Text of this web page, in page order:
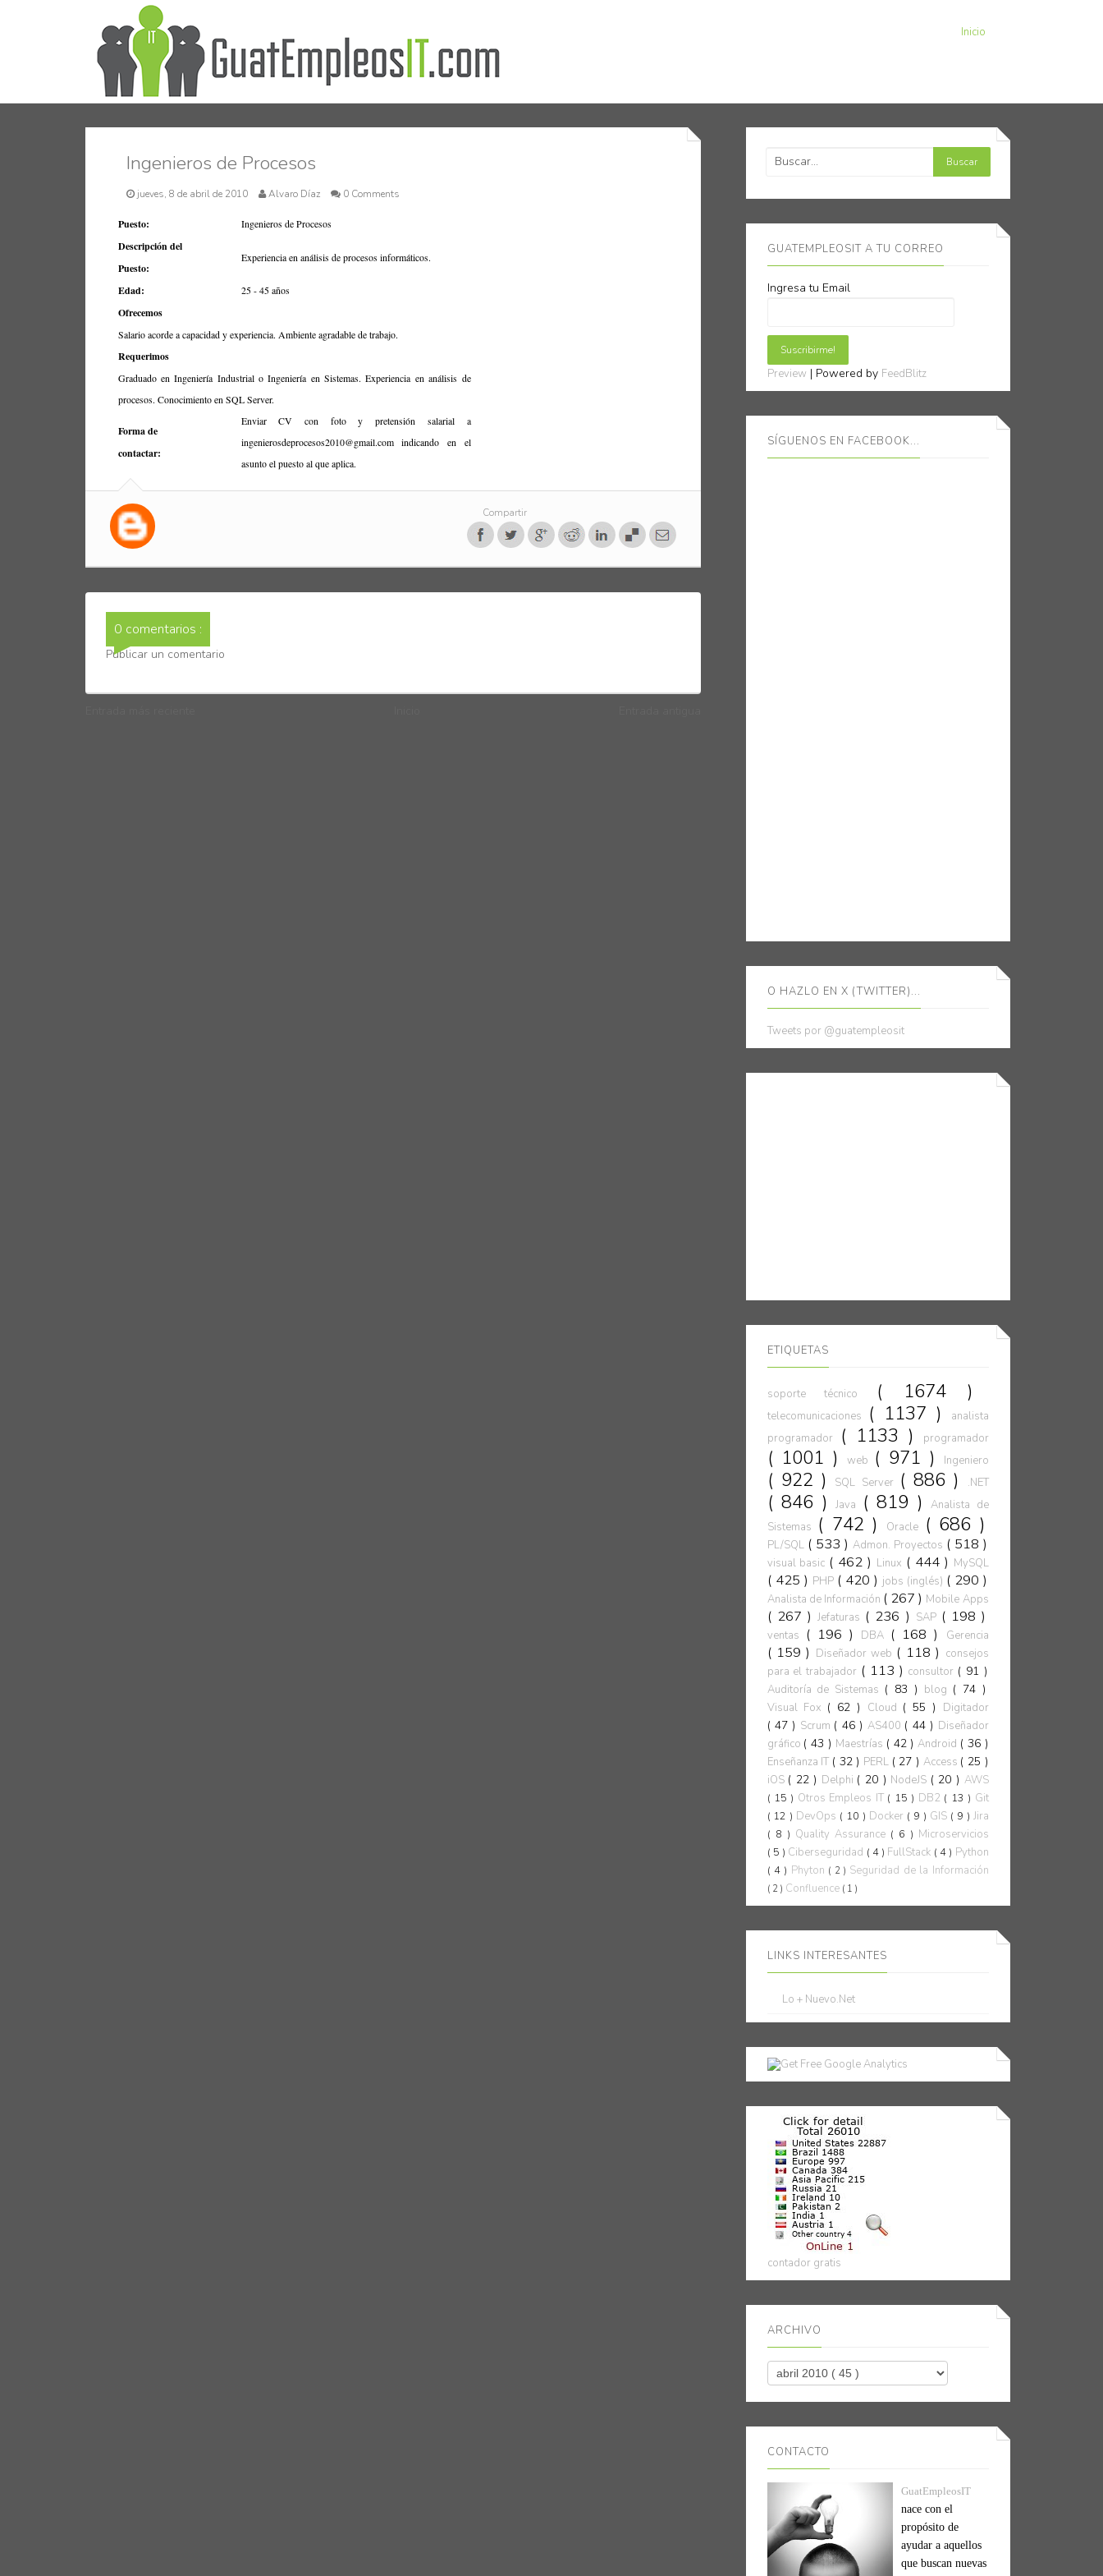
Inicio
Ingenieros de Procesos
jueves, 8 de abril de 2010 Alvaro Díaz 0 Comments
Puesto: Ingenieros de Procesos
Descripción del
Puesto:
Experiencia en análisis de procesos informáticos.
Edad: 25 - 45 años
Ofrecemos
Salario acorde a capacidad y experiencia. Ambiente agradable de trabajo.
Requerimos
Graduado en Ingeniería Industrial o Ingeniería en Sistemas. Experiencia en análisis de
procesos. Conocimiento en SQL Server.
Forma de
contactar:
Enviar CV con foto y pretensión salarial a
ingenierosdeprocesos2010@gmail.com indicando en el
asunto el puesto al que aplica.
Compartir
0 comentarios :
Publicar un comentario
GUATEMPLEOSIT A TU CORREO
Ingresa tu Email
Preview | Powered by FeedBlitz
SÍGUENOS EN FACEBOOK...
O HAZLO EN X (TWITTER)...
Tweets por @guatempleosit
ETIQUETAS
soporte técnico ( 1674 )
telecomunicaciones ( 1137 )
analista
programador
( 1133 ) programador
( 1001 ) web ( 971 ) Ingeniero
( 922 ) SQL Server ( 886 ) .NET
( 846 ) Java ( 819 )
Analista de
Sistemas ( 742 ) Oracle ( 686 )
PL/SQL ( 533 ) Admon. Proyectos ( 518 )
visual basic ( 462 ) Linux ( 444 ) MySQL
( 425 ) PHP ( 420 ) jobs (inglés) ( 290 )
Analista de Información ( 267 ) Mobile Apps
( 267 )Jefaturas ( 236 ) SAP ( 198 )
ventas ( 196 ) DBA ( 168 ) Gerencia
( 159 ) Diseñador web ( 118 ) consejos
para el trabajador ( 113 ) consultor ( 91 )
Auditoría de Sistemas ( 83 ) blog ( 74 )
Visual Fox ( 62 ) Cloud ( 55 ) Digitador
( 47 ) Scrum ( 46 ) AS400 ( 44 ) Diseñador
gráfico ( 43 ) Maestrías ( 42 )Android ( 36 )
Enseñanza IT ( 32 ) PERL ( 27 ) Access ( 25 )
iOS ( 22 ) Delphi ( 20 ) NodeJS ( 20 ) AWS
( 15 ) Otros Empleos IT ( 15 ) DB2 ( 13 ) Git
( 12 ) DevOps ( 10 ) Docker ( 9 ) GIS ( 9 ) Jira
( 8 ) Quality Assurance ( 6 ) Microservicios
( 5 ) Ciberseguridad ( 4 ) FullStack ( 4 ) Python
( 4 ) Phyton ( 2 ) Seguridad de la Información
( 2 ) Confluence ( 1 )
LINKS INTERESANTES
Lo + Nuevo.Net
contador gratis
ARCHIVO
CONTACTO
GuatEmpleosIT
nace con el
propósito de
ayudar a aquellos
que buscan nuevas